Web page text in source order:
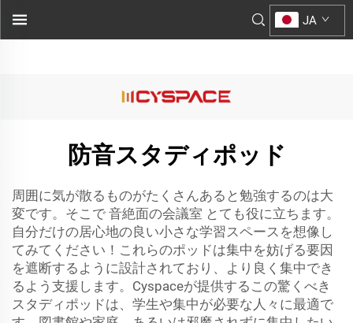
防音ミーティングポッドです。静かで自分だけの空間を想像し
てみてください…">
JA
防音スタディポッド
周囲に気が散るものがたくさんあると勉強するのは大
変です。そこで 音絶面の会議室 とても役に立ちます。
自分だけの居心地の良い小さな学習スペースを想像し
てみてください！これらのポッドは集中を妨げる要因
を遮断するように設計されており、より良く集中でき
るよう支援します。Cyspaceが提供するこの驚くべき
スタディポッドは、学生や集中が必要な人々に最適で